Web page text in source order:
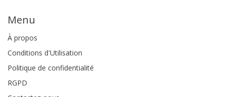
Menu
À propos
Conditions d'Utilisation
Politique de confidentialité
RGPD